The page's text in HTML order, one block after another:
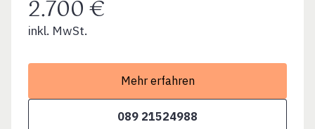
2.700 €
inkl. MwSt.
Mehr erfahren
089 21524988